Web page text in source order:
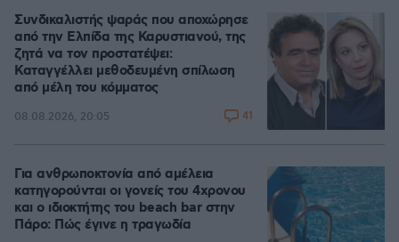
Συνδικαλιστής ψαράς που αποχώρησε
από την Ελπίδα της Καρυστιανού, της
ζητά να τον προστατέψει:
Καταγγέλλει μεθοδευμένη σπίλωση
από μέλη του κόμματος
08.08.2026, 20:05 41
Για ανθρωποκτονία από αμέλεια
κατηγορούνται οι γονείς του 4χρονου
και ο ιδιοκτήτης του beach bar στην
Πάρο: Πώς έγινε η τραγωδία